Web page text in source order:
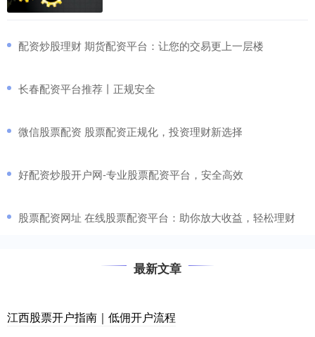
​配资炒股理财 期货配资平台：让您的交易更上一层楼
​长春配资平台推荐丨正规安全
​微信股票配资 股票配资正规化，投资理财新选择
​好配资炒股开户网-专业股票配资平台，安全高效
​股票配资网址 在线股票配资平台：助你放大收益，轻松理财
最新文章
江西股票开户指南｜低佣开户流程